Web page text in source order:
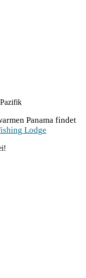
Pana­ma fin­det
Lodge